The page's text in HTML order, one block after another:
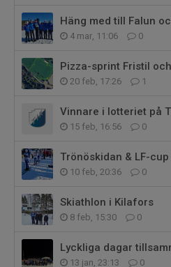
Häng med till Falun
4 mar, 11:06 0
Pizza-sprint Fristil
20 feb, 17:26 1
Vinnare i lotteriet på
15 feb, 16:56 0
Trönöskidan & LF-
10 feb, 20:36 0
Skiathlon i Kilafors
8 feb, 15:30 0
Lyckliga dagar
13 jan, 23:13 0